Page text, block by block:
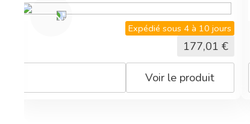
Expédié sous 4 à 10 jours
177,01 €
Voir le produit